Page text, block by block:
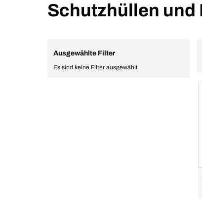
Schutzhüllen und
Ausgewählte Filter
Es sind keine Filter ausgewählt